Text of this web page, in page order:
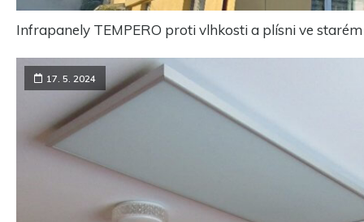
Infrapanely TEMPERO proti vlhkosti a plísni ve
17. 5. 2024